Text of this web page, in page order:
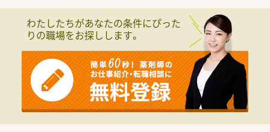
また、安全性や薬剤師の業務負担軽減を目的とした充実した機械
化も進めておられており、
オンライン服薬指導も実施するなどICT化への対応も素早く対応
■全社員が安心して働ける環境を目指しています！
ライフイベント等によるプライベート環境の変化に対応するた
め「労働条件限定社員制度」を導入。
労働時間、勤務時間、休日など、ライフイベントに応じて勤務ス
タイルを相談する事ができます。
その他にも、仕事と育児・介護を両立するため様々な制度や施策
わたしたちがあなたの条件にぴった
りの職場をお探しします。